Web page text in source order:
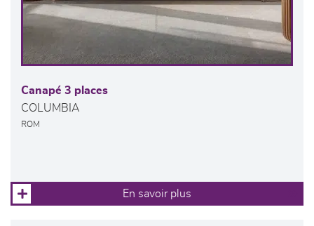
Canapé 3 places
COLUMBIA
ROM
En savoir plus